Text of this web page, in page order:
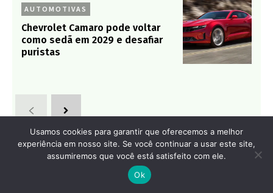
AUTOMOTIVAS
Chevrolet Camaro pode voltar
como sedã em 2029 e desafiar
puristas
Usamos cookies para garantir que oferecemos a melhor
experiência em nosso site. Se você continuar a usar este site,
assumiremos que você está satisfeito com ele.
Ok